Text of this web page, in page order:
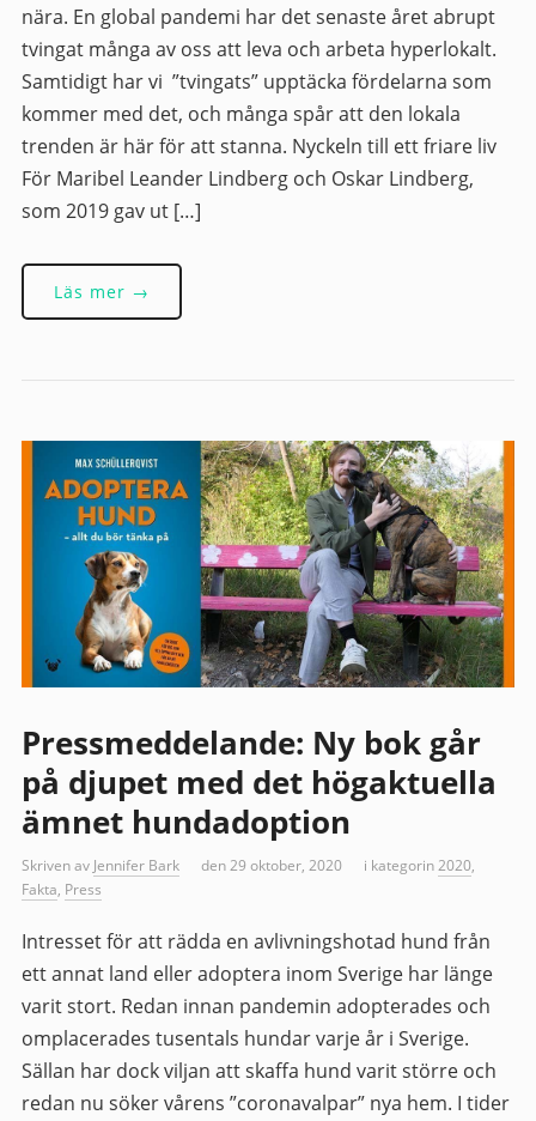
nära. En global pandemi har det senaste året abrupt
tvingat många av oss att leva och arbeta hyperlokalt.
Samtidigt har vi ”tvingats” upptäcka fördelarna som
kommer med det, och många spår att den lokala
trenden är här för att stanna. Nyckeln till ett friare liv
För Maribel Leander Lindberg och Oskar Lindberg,
som 2019 gav ut […]
Läs mer →
Pressmeddelande: Ny bok går
på djupet med det högaktuella
ämnet hundadoption
Skriven av Jennifer Bark den 29 oktober, 2020 i kategorin2020,
Fakta, Press
Intresset för att rädda en avlivningshotad hund från
ett annat land eller adoptera inom Sverige har länge
varit stort. Redan innan pandemin adopterades och
omplacerades tusentals hundar varje år i Sverige.
Sällan har dock viljan att skaffa hund varit större och
redan nu söker vårens ”coronavalpar” nya hem. I tider